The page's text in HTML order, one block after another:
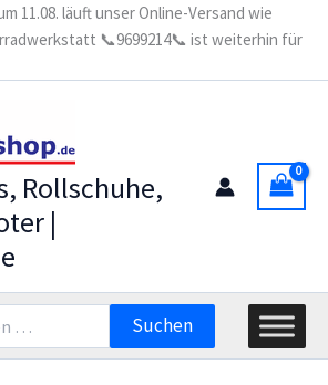
11.08. läuft unser Online-Versand wie
📞9699214📞 ist weiterhin für
Rollschuhe,
|
Suchen